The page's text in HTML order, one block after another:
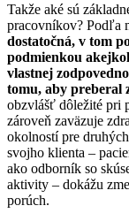
Takže aké sú
pracovníkov? Podľa
dostatočná, v tom
podmienkou
vlastnej
tomu, aby preberal
obzvlášť dôležité pri
zároveň zaväzuje
okolností pre
svojho klienta –
ako odborník so
aktivity – dokážu
porúch.